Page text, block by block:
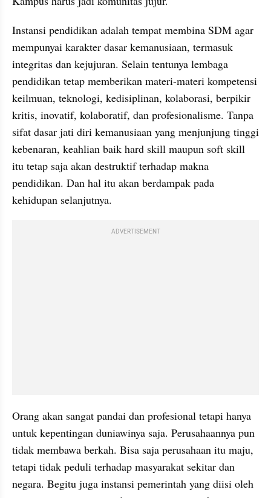
Instansi pendidikan adalah tempat membina SDM agar
mempunyai karakter dasar kemanusiaan, termasuk
integritas dan kejujuran. Selain tentunya lembaga
pendidikan tetap memberikan materi-materi kompetensi
keilmuan, teknologi, kedisiplinan, kolaborasi, berpikir
kritis, inovatif, kolaboratif, dan profesionalisme. Tanpa
sifat dasar jati diri kemanusiaan yang menjunjung tinggi
kebenaran, keahlian baik hard skill maupun soft skill
itu tetap saja akan destruktif terhadap makna
pendidikan. Dan hal itu akan berdampak pada
kehidupan selanjutnya.
ADVERTISEMENT
Orang akan sangat pandai dan profesional tetapi hanya
untuk kepentingan duniawinya saja. Perusahaannya pun
tidak membawa berkah. Bisa saja perusahaan itu maju,
tetapi tidak peduli terhadap masyarakat sekitar dan
negara. Begitu juga instansi pemerintah yang diisi oleh